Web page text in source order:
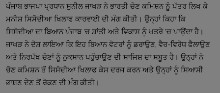
ਪੰਜਾਬ ਭਾਜਪਾ ਪ੍ਰਧਾਨ ਸੁਨੀਲ ਜਾਖੜ ਨੇ ਭਾਰਤੀ ਚੋਣ ਕਮਿਸ਼ਨ ਨੂੰ ਪੱਤਰ ਲਿਖ ਕੇ
ਮਨੀਸ਼ ਸਿਸੋਦੀਆ ਖਿਲਾਫ ਕਾਰਵਾਈ ਦੀ ਮੰਗ ਕੀਤੀ। ਉਨ੍ਹਾਂ ਕਿਹਾ ਕਿ
ਸਿਸੋਦੀਆ ਦਾ ਬਿਆਨ ਪੰਜਾਬ ’ਚ ਸ਼ਾਂਤੀ ਅਤੇ ਵਿਕਾਸ ਨੂੰ ਖਤਰੇ ’ਚ ਪਾਉਂਦਾ ਹੈ।
ਜਾਖੜ ਨੇ ਦੋਸ਼ ਲਾਇਆ ਕਿ ਇਹ ਬਿਆਨ ਵੋਟਰਾਂ ਨੂੰ ਡਰਾਉਣ, ਵੈਰ-ਵਿਰੋਧ ਫੈਲਾਉਣ
ਅਤੇ ਨਿਰਪੱਖ ਚੋਣਾਂ ਨੂੰ ਨੁਕਸਾਨ ਪਹੁੰਚਾਉਣ ਦੀ ਸਾਜਿਸ਼ ਦਾ ਸਬੂਤ ਹੈ। ਉਨ੍ਹਾਂ ਨੇ
ਚੋਣ ਕਮਿਸ਼ਨ ਤੋਂ ਸਿਸੋਦੀਆ ਖਿਲਾਫ ਕੇਸ ਦਰਜ ਕਰਨ ਅਤੇ ਉਨ੍ਹਾਂ ਨੂੰ ਸਿਆਸੀ
ਭਾਸ਼ਣ ਦੇਣ ਤੋਂ ਰੋਕਣ ਦੀ ਮੰਗ ਕੀਤੀ।